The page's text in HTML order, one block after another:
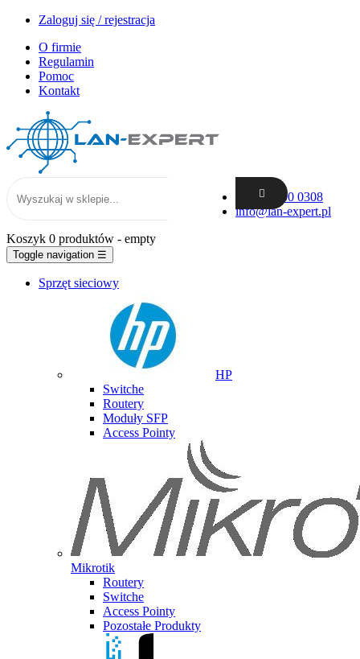
Zaloguj się / rejestracja
O firmie
Regulamin
Pomoc
Kontakt
+48 62 300 0308
info@lan-expert.pl
Koszyk 0 produktów - empty
Toggle navigation ☰
Sprzęt sieciowy
HP
Switche
Routery
Moduły SFP
Access Pointy
Mikrotik
Routery
Switche
Access Pointy
Pozostałe Produkty